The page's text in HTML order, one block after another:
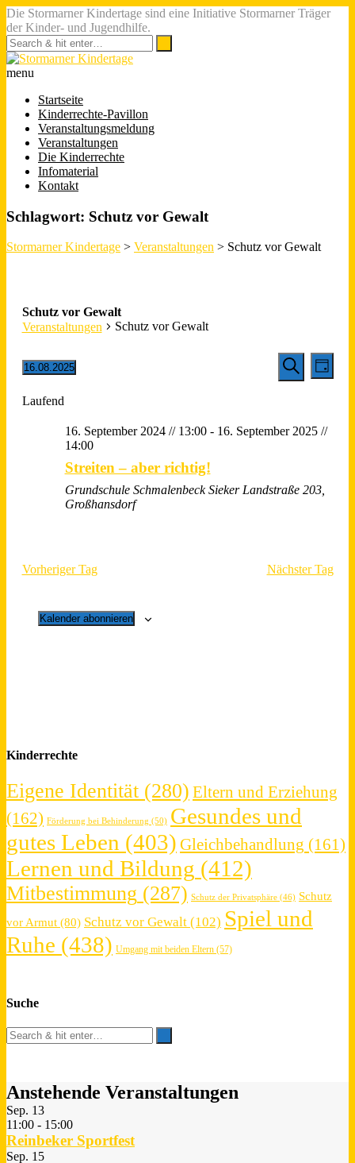
Die Stormarner Kindertage sind eine Initiative Stormarner Träger
der Kinder- und Jugendhilfe.
menu
Startseite
Kinderrechte-Pavillon
Veranstaltungsmeldung
Veranstaltungen
Die Kinderrechte
Infomaterial
Kontakt
Schlagwort: Schutz vor Gewalt
Stormarner Kindertage > Veranstaltungen > Schutz vor Gewalt
Schutz vor Gewalt
Veranstaltungen
Schutz vor Gewalt
Suche
Suche
Tag
16.08.2025
wählen.
Laufend
16. September 2024 // 13:00- 16. September 2025 //
14:00
Streiten – aber richtig!
Grundschule SchmalenbeckSieker Landstraße 203,
Großhansdorf
Vorheriger Tag Nächster Tag
Kalender abonnieren
Kinderrechte
Eigene Identität (280) Eltern und Erziehung
(162) Förderung bei Behinderung (50) Gesundes und
gutes Leben (403) Gleichbehandlung (161)
Lernen und Bildung (412)
Mitbestimmung (287) Schutz der Privatsphäre (46) Schutz
vor Armut (80) Schutz vor Gewalt (102) Spiel und
Ruhe (438) Umgang mit beiden Eltern (57)
Suche
Anstehende Veranstaltungen
Sep. 13
11:00 - 15:00
Reinbeker Sportfest
Sep. 15